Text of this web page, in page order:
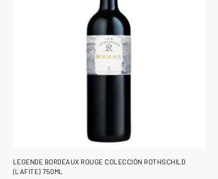
AÑADIR AL CARRITO
LEGENDE BORDEAUX ROUGE COLECCIÓN ROTHSCHILD
(LAFITE) 750ML